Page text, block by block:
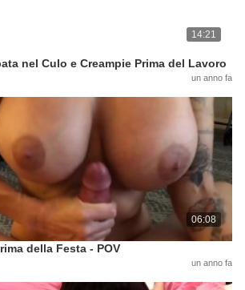
14:21
nel Culo e Creampie Prima del Lavoro
un anno fa
06:08
della Festa - POV
un anno fa